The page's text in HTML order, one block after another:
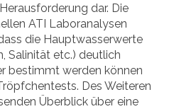
dar. Die
ATI Laboranalysen
die Hauptwasserwerte
Salinität etc.) deutlich
bestimmt werden können
Des Weiteren
Überblick über eine